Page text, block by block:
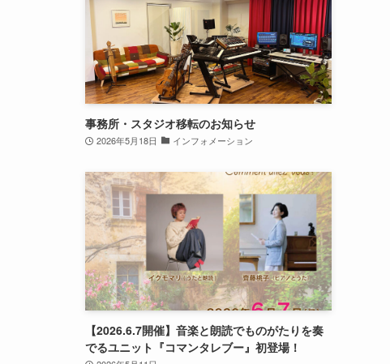
事務所・スタジオ移転のお知らせ
2026年5月18日 インフォメーション
【2026.6.7開催】音楽と朗読でものがたりを奏
でるユニット『コマンタレブー』初登場！